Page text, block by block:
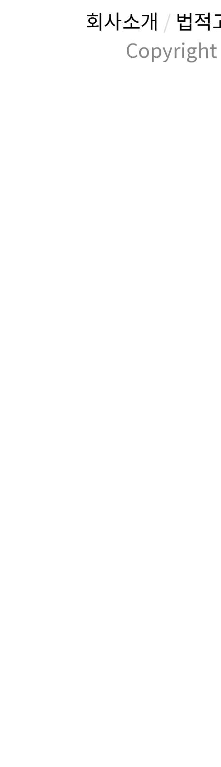
회사소개 / 법적
Copyright